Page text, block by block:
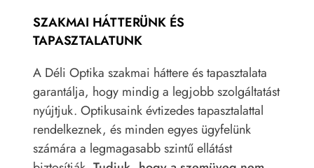
SZAKMAI HÁTTERÜNK ÉS
TAPASZTALATUNK
A Déli Optika szakmai háttere és tapasztalata
garantálja, hogy mindig a legjobb szolgáltatást
nyújtjuk. Optikusaink évtizedes tapasztalattal
rendelkeznek, és minden egyes ügyfelünk
számára a legmagasabb szintű ellátást